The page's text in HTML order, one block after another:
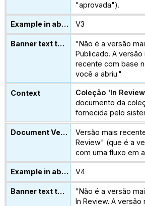
"aprovada").
V3
"Não é a versão
Publicado. A versão
recente com base
você a abriu."
Coleção 'In
documento da
fornecida pelo
Versão mais
Review" (que é a
com uma fluxo em
V4
"Não é a versão
In Review. A versão